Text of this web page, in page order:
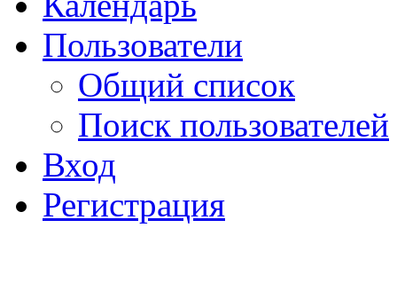
Пользователи
Общий список
Поиск пользователей
Вход
Регистрация